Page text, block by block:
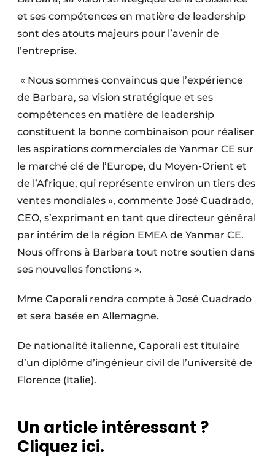
et ses compétences en matière de leadership
sont des atouts majeurs pour l’avenir de
l’entreprise.
« Nous sommes convaincus que l’expérience
de Barbara, sa vision stratégique et ses
compétences en matière de leadership
constituent la bonne combinaison pour réaliser
les aspirations commerciales de Yanmar CE sur
le marché clé de l’Europe, du Moyen-Orient et
de l’Afrique, qui représente environ un tiers des
ventes mondiales », commente José Cuadrado,
CEO, s’exprimant en tant que directeur général
par intérim de la région EMEA de Yanmar CE.
Nous offrons à Barbara tout notre soutien dans
ses nouvelles fonctions ».
Mme Caporali rendra compte à José Cuadrado
et sera basée en Allemagne.
De nationalité italienne, Caporali est titulaire
d’un diplôme d’ingénieur civil de l’université de
Florence (Italie).
Un article intéressant ?
Cliquez ici.